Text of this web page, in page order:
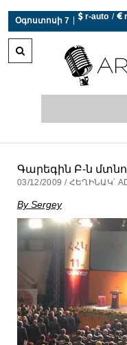
Օգոստոսի 7
Գարեգին Բ-ն
03/12/2009 / ՀԵՂԻՆԱԿ՝
By Sergey